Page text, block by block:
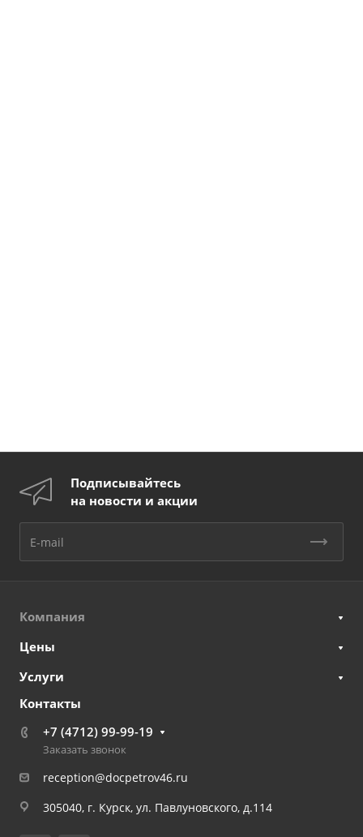
Подписывайтесь
на новости и акции
Компания
Цены
Услуги
Контакты
+7 (4712) 99-99-19
Заказать звонок
reception@docpetrov46.ru
305040, г. Курск, ул. Павлуновского, д.114